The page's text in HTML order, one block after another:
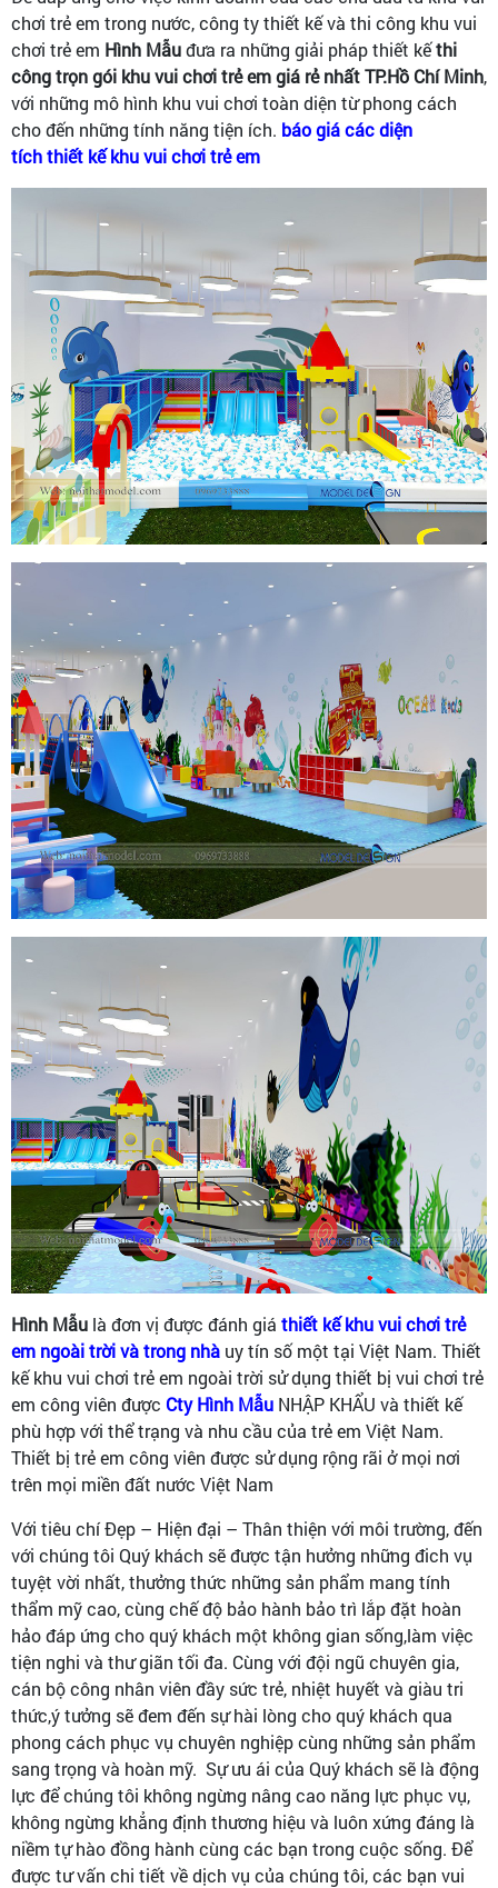
chơi trẻ em trong nước, công ty thiết kế và thi công khu vui
chơi trẻ em Hình Mẫuđưa ra những giải pháp thiết kếthi
công trọn gói khu vui chơi trẻ em giá rẻ nhất TP.Hồ Chí Minh,
với những mô hình khu vui chơi toàn diện từ phong cách
cho đến những tính năng tiện ích. báo giá các diện
tích thiết kế khu vui chơi trẻ em
Hình Mẫu là đơn vị được đánh giá thiết kế khu vui chơi trẻ
em ngoài trời và trong nhà uy tín số một tại Việt Nam. Thiết
kế khu vui chơi trẻ em ngoài trời sử dụng thiết bị vui chơi trẻ
em công viên được Cty Hình Mẫu NHẬP KHẨU và thiết kế
phù hợp với thể trạng và nhu cầu của trẻ em Việt Nam.
Thiết bị trẻ em công viên được sử dụng rộng rãi ở mọi nơi
trên mọi miền đất nước Việt Nam
Với tiêu chí Đẹp – Hiện đại – Thân thiện với môi trường, đến
với chúng tôi Quý khách sẽ được tận hưởng những đich vụ
tuyệt vời nhất, thưởng thức những sản phẩm mang tính
thẩm mỹ cao, cùng chế độ bảo hành bảo trì lắp đặt hoàn
hảo đáp ứng cho quý khách một không gian sống,làm việc
tiện nghi và thư giãn tối đa. Cùng với đội ngũ chuyên gia,
cán bộ công nhân viên đầy sức trẻ, nhiệt huyết và giàu tri
thức,ý tưởng sẽ đem đến sự hài lòng cho quý khách qua
phong cách phục vụ chuyên nghiệp cùng những sản phẩm
sang trọng và hoàn mỹ. Sự ưu ái của Quý khách sẽ là động
lực để chúng tôi không ngừng nâng cao năng lực phục vụ,
không ngừng khẳng định thương hiệu và luôn xứng đáng là
niềm tự hào đồng hành cùng các bạn trong cuộc sống. Để
được tư vấn chi tiết về dịch vụ của chúng tôi, các bạn vui